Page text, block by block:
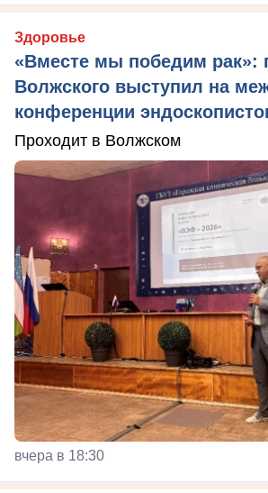
Здоровье
«Вместе мы победим рак»:
Волжского выступил на
конференции
Проходит в Волжском
вчера в 18:30